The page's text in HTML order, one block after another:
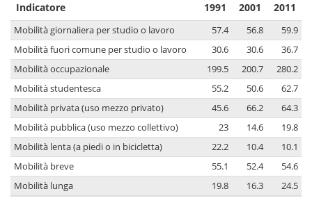
Indicatore 1991 2001 2011
Mobilità giornaliera per studio o lavoro 57.4 56.8
59.9
Mobilità fuori comune per studio o lavoro
30.6 30.6
36.7
Mobilità occupazionale
199.5 200.7
280.2
Mobilità studentesca
55.2 50.6
62.7
Mobilità privata (uso mezzo privato)
45.6 66.2
64.3
Mobilità pubblica (uso mezzo collettivo)
23 14.6
19.8
Mobilità lenta (a piedi o in bicicletta)
22.2 10.4
10.1
Mobilità breve
55.1 52.4
54.6
Mobilità lunga
19.8 16.3 24.5